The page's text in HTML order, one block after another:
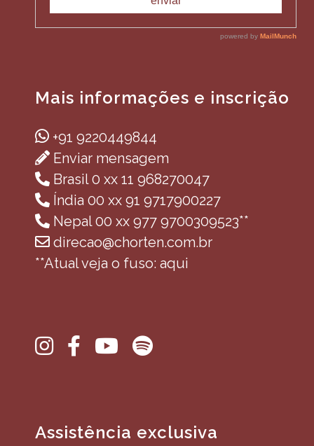
Mais informações e inscrição
+91 9220449844
Enviar mensagem
Brasil 0 xx 11 968270047
Índia 00 xx 91 9717900227
Nepal 00 xx 977 9700309523**
direcao@chorten.com.br
**Atual veja o fuso: aqui
Assistência exclusiva